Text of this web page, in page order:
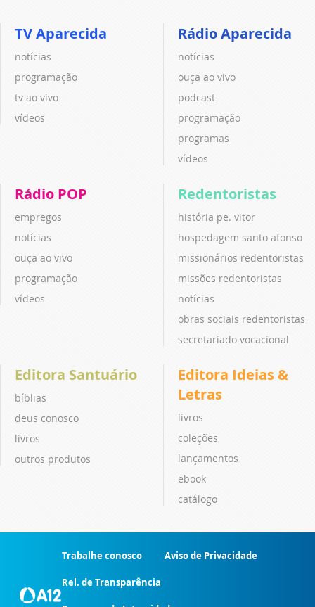
TV Aparecida
notícias
programação
tv ao vivo
vídeos
Rádio Aparecida
notícias
ouça ao vivo
podcast
programação
programas
vídeos
Rádio POP
empregos
notícias
ouça ao vivo
programação
vídeos
Redentoristas
história pe. vitor
hospedagem santo afonso
missionários redentoristas
missões redentoristas
notícias
obras sociais redentoristas
secretariado vocacional
Editora Santuário
bíblias
deus conosco
livros
outros produtos
Editora Ideias &
Letras
livros
coleções
lançamentos
ebook
catálogo
Trabalhe conosco Aviso de Privacidade
Rel. de Transparência